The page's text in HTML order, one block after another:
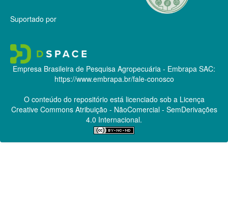
Suportado por
Empresa Brasileira de Pesquisa Agropecuária - Embrapa SAC:
https://www.embrapa.br/fale-conosco
O conteúdo do repositório está licenciado sob a Licença
Creative CommonsAtribuição - NãoComercial - SemDerivações
4.0 Internacional.